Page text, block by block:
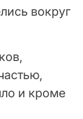
вокруг
и кроме